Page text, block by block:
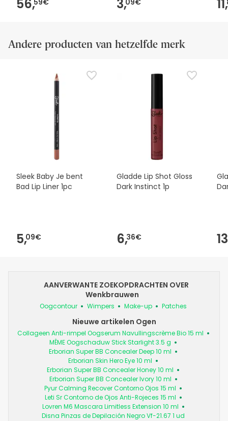
56,59€ 3,09€ 11,
Andere producten van hetzelfde merk
Sleek Baby Je bent
Bad Lip Liner 1pc
5,09€
Gladde Lip Shot Gloss
Dark Instinct 1p
6,36€
AANVERWANTE ZOEKOPDRACHTEN OVER
Wenkbrauwen
Oogcontour Wimpers Make-up Patches
Nieuwe artikelen Ogen
Collageen Anti-rimpel Oogserum Navullingscrème Bio 15 ml
MÊME Oogschaduw Stick Starlight 3.5 g
Erborian Super BB Concealer Deep 10 ml
Erborian Skin Hero Eye 10 ml
Erborian Super BB Concealer Honey 10 ml
Erborian Super BB Concealer Ivory 10 ml
Pyur Calming Recover Contorno Ojos 15 ml
Leti Sr Contorno de Ojos Anti-Rojeces 15 ml
Lovren M6 Mascara Limitless Extension 10 ml
Disna Pinzas de Depilación Negro Vf-21.67 1 ud